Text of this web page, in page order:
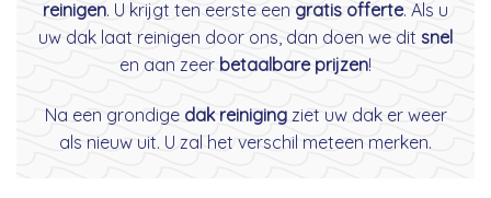
reinigen. U krijgt ten eerste een gratis offerte. Als u
uw dak laat reinigen door ons, dan doen we dit snel
en aan zeer betaalbare prijzen!
Na een grondige dak reinigingziet uw dak er weer
als nieuw uit. U zal het verschil meteen merken.